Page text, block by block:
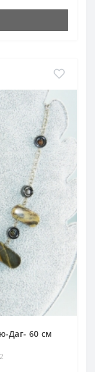
Даг- 60 см